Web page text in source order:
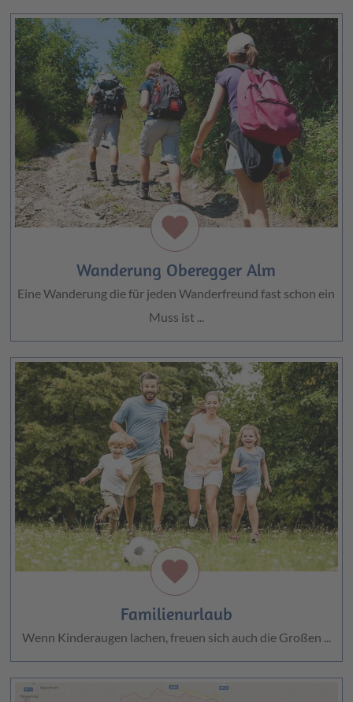
favorite
Wanderung Oberegger Alm
Eine Wanderung die für jeden Wanderfreund fast schon ein
Muss ist ...
favorite
Familienurlaub
Wenn Kinderaugen lachen, freuen sich auch die Großen ...